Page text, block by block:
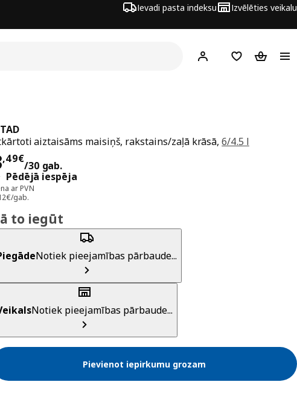
Ievadi pasta indeksu Izvēlēties veikalu
Hej! Pierakstīties
PirkumuPirkumu
aiztaisāms maisiņš, rakstains/zaļā krāsā,6/4.5 l
,49€
/30 gab.
3,49€/30 gab.
Pēdējā iespēja
ar PVN
gab.
to iegūt
Notiek pieejamības pārbaude...
Notiek pieejamības pārbaude...
Pievienot iepirkumu grozam